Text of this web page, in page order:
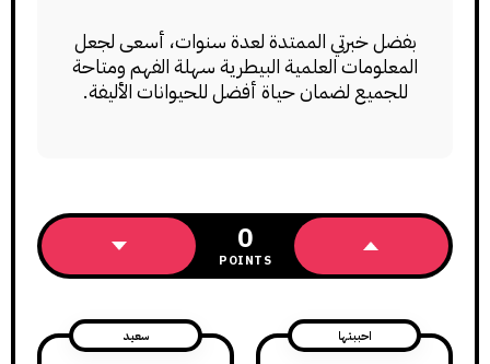
بفضل خبرتي الممتدة لعدة سنوات، أسعى لجعل
المعلومات العلمية البيطرية سهلة الفهم ومتاحة
للجميع لضمان حياة أفضل للحيوانات الأليفة.
0
POINTS
احببتها سعيد